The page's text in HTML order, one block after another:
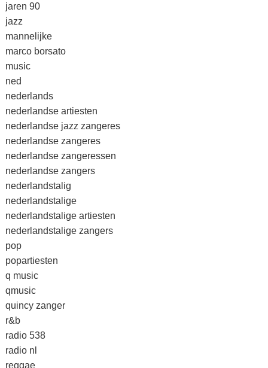
jaren 90
jazz
mannelijke
marco borsato
music
ned
nederlands
nederlandse artiesten
nederlandse jazz zangeres
nederlandse zangeres
nederlandse zangeressen
nederlandse zangers
nederlandstalig
nederlandstalige
nederlandstalige artiesten
nederlandstalige zangers
pop
popartiesten
q music
qmusic
quincy zanger
r&b
radio 538
radio nl
reggae